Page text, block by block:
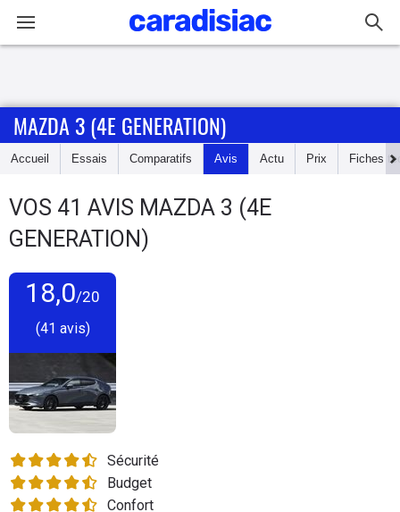
Accueil
Essais
d'achat
Electriques
Utilitaires
Services
MAZDA 3 (4E GENERATION)
Accueil Essais Comparatifs Avis Actu Prix Fiches
VOS 41 AVIS MAZDA 3 (4E
GENERATION)
18,0/20
(41 avis)
Sécurité
Budget
Confort